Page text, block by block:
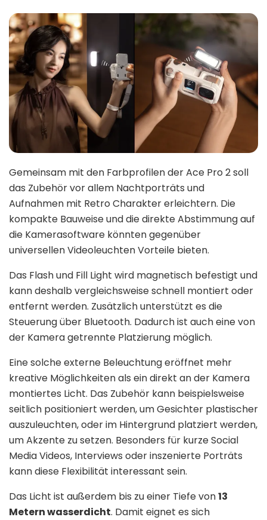
Gemeinsam mit den Farbprofilen der Ace Pro 2 soll
das Zubehör vor allem Nachtporträts und
Aufnahmen mit Retro Charakter erleichtern. Die
kompakte Bauweise und die direkte Abstimmung auf
die Kamerasoftware könnten gegenüber
universellen Videoleuchten Vorteile bieten.
Das Flash und Fill Light wird magnetisch befestigt und
kann deshalb vergleichsweise schnell montiert oder
entfernt werden. Zusätzlich unterstützt es die
Steuerung über Bluetooth. Dadurch ist auch eine von
der Kamera getrennte Platzierung möglich.
Eine solche externe Beleuchtung eröffnet mehr
kreative Möglichkeiten als ein direkt an der Kamera
montiertes Licht. Das Zubehör kann beispielsweise
seitlich positioniert werden, um Gesichter plastischer
auszuleuchten, oder im Hintergrund platziert werden,
um Akzente zu setzen. Besonders für kurze Social
Media Videos, Interviews oder inszenierte Porträts
kann diese Flexibilität interessant sein.
Das Licht ist außerdem bis zu einer Tiefe von13
Metern wasserdicht. Damit eignet es sich